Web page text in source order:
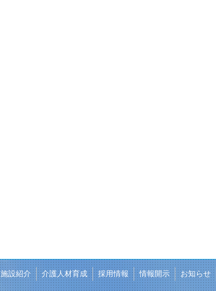
施設紹介 介護人材育成 採用情報 情報開示 お知らせ